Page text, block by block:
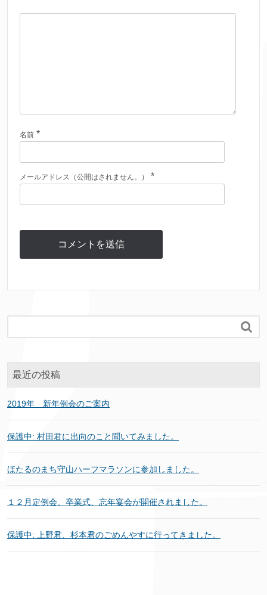
名前 *
メールアドレス（公開はされません。） *

最近の投稿
2019年 新年例会のご案内
保護中: 村田君に出向のこと聞いてみました。
ほたるのまち守山ハーフマラソンに参加しました。
１２月定例会、卒業式、忘年宴会が開催されました。
保護中: 上野君、杉本君のごめんやすに行ってきました。